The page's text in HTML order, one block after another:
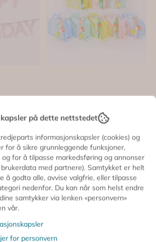
–
PARTYPOSER –
på dette nettstedet
informasjonskapsler (cookies) og
for å sikre grunnleggende funksjoner,
for å tilpasse markedsføring og annonser
med partnere). Samtykket er helt
å godta alle, avvise valgfrie, eller tilpasse
nedenfor. Du kan når som helst endre
samtykker via lenken «personvern»
vår.
for personvern